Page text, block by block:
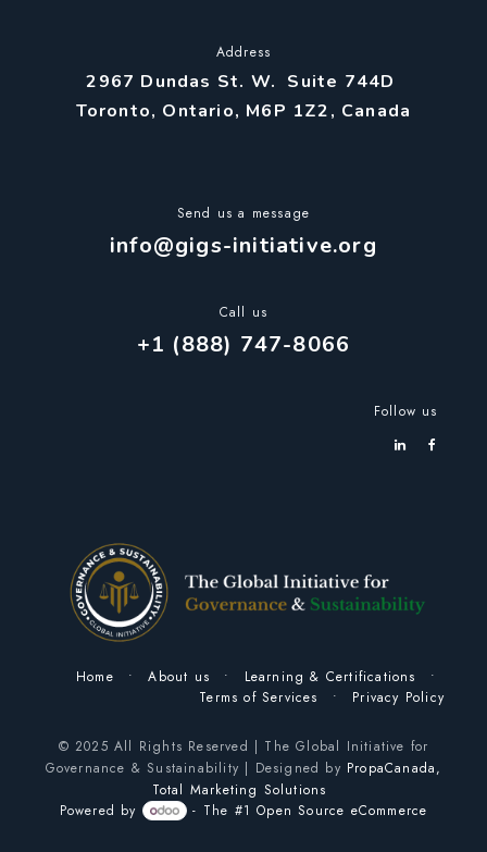
Address
2967 Dundas St. W. Suite 744D
Toronto, Ontario, M6P 1Z2, Canada
Send us a message
info@gigs-initiative.org
Call us
+1 (888) 747-8066
Follow us
Home • About us • Learning & Certifications
•
Terms of Services
• Privacy Policy
© 2025 All Rights Reserved | The Global Initiative for
Governance & Sustainability | Designed by PropaCanada,
Total Marketing Solutions
Powered by
- The #1Open Source eCommerce